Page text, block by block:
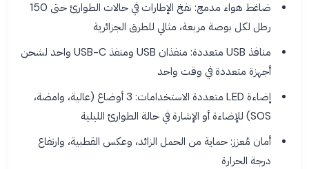
ضاغط هواء مدمج: نفخ الإطارات في حالات الطوارئ حتى 150
رطل لكل بوصة مربعة، مثالي للطرق الجزائرية
منافذ USB متعددة: منفذان USB ومنفذ USB-C واحد لشحن
أجهزة متعددة في وقت واحد
إضاءة LED متعددة الاستخدامات: 3 أوضاع (عالية، وامضة،
SOS) للإضاءة أو الإشارة في حالة الطوارئ الليلية
أمان مُعزز: حماية من الحمل الزائد، وعكس القطبية، وارتفاع
درجة الحرارة